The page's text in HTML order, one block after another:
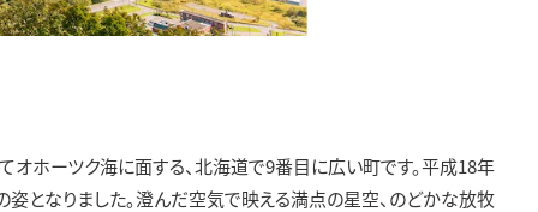
オホーツク海に面する、北海道で9番目に広い町です。平成18年
姿となりました。澄んだ空気で映える満点の星空、のどかな放牧